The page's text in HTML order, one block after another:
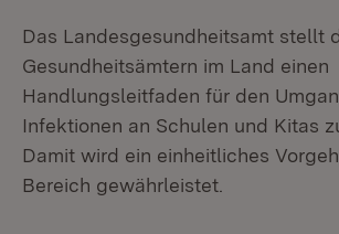
Das Landesgesundheitsamt stellt
Gesundheitsämtern im Land einen
Handlungsleitfaden für den
Infektionen an Schulen und Kitas
Damit wird ein einheitliches
Bereich gewährleistet.